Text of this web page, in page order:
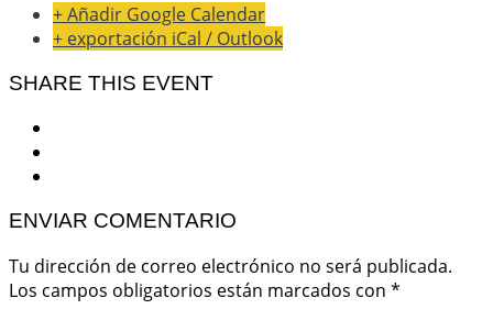
+ Añadir Google Calendar
+ exportación iCal / Outlook
SHARE THIS EVENT
ENVIAR COMENTARIO
Tu dirección de correo electrónico no será publicada.
Los campos obligatorios están marcados con *